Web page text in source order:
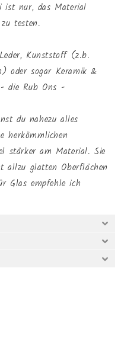
ist nur, das Material
testen.
Kunststoff (z.b.
oder sogar Keramik &
die Rub Ons -
du nahezu alles
herkömmlichen
stärker am Material. Sie
allzu glatten Oberflächen
Glas empfehle ich